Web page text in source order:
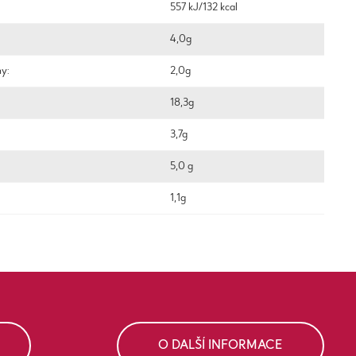
557 kJ/132 kcal
4,0g
2,0g
18,3g
3,7g
5,0 g
1,1g
O DALŠÍ INFORMACE